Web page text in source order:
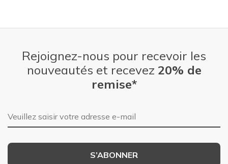
Rejoignez-nous pour recevoir les
nouveautés et recevez 20% de
remise*
Adresse e-mail
S’ABONNER